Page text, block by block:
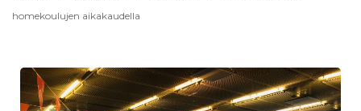
homekoulujen aikakaudella